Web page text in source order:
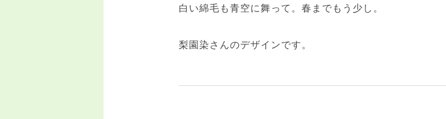
白い綿毛も青空に舞って。春までもう少し。
梨園染さんのデザインです。